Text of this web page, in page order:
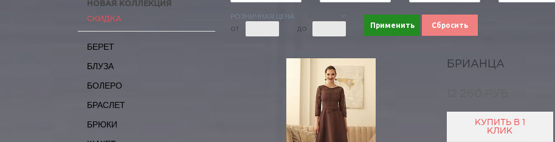
РОЗНИЧНАЯ ЦЕНА
ОТ ДО Применить Сбросить
НОВАЯ КОЛЛЕКЦИЯ
СКИДКА
БЕРЕТ
БЛУЗА
БОЛЕРО
БРАСЛЕТ
БРЮКИ
БРИАНЦА
КУПИТЬ В 1
КЛИК